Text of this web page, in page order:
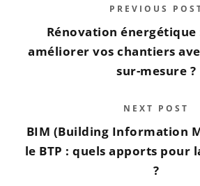
PREVIOUS
Rénovation
améliorer vos chantiers
sur-mesure ?
NEXT POST
BIM (Building Information
le BTP : quels apports pour
?